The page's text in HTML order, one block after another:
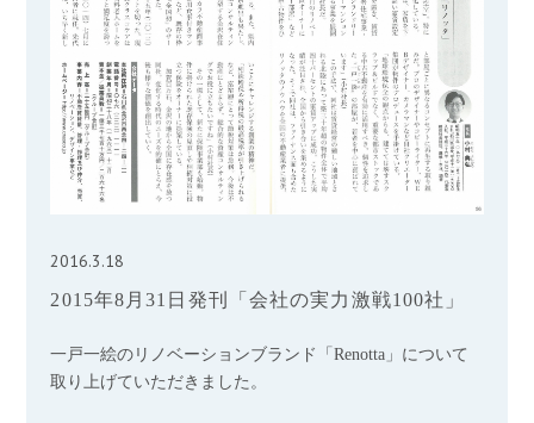
2016.3.18
2015年8月31日発刊「会社の実力激戦100社」
一戸一絵のリノベーションブランド「Renotta」について
取り上げていただきました。